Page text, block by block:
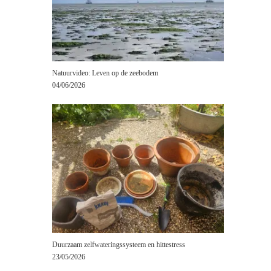
Natuurvideo: Leven op de zeebodem
04/06/2026
Duurzaam zelfwateringssysteem en hittestress
23/05/2026